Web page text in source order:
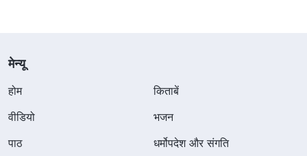
मेन्यू
होम
किताबें
वीडियो
भजन
पाठ
धर्मोपदेश और संगति